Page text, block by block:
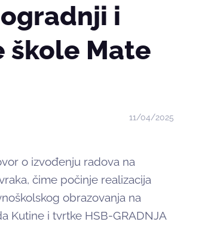
i
škole Mate
11/04/2025
o izvođenju radova na
čime počinje realizacija
obrazovanja na
Kutine i tvrtke HSB-GRADNJA